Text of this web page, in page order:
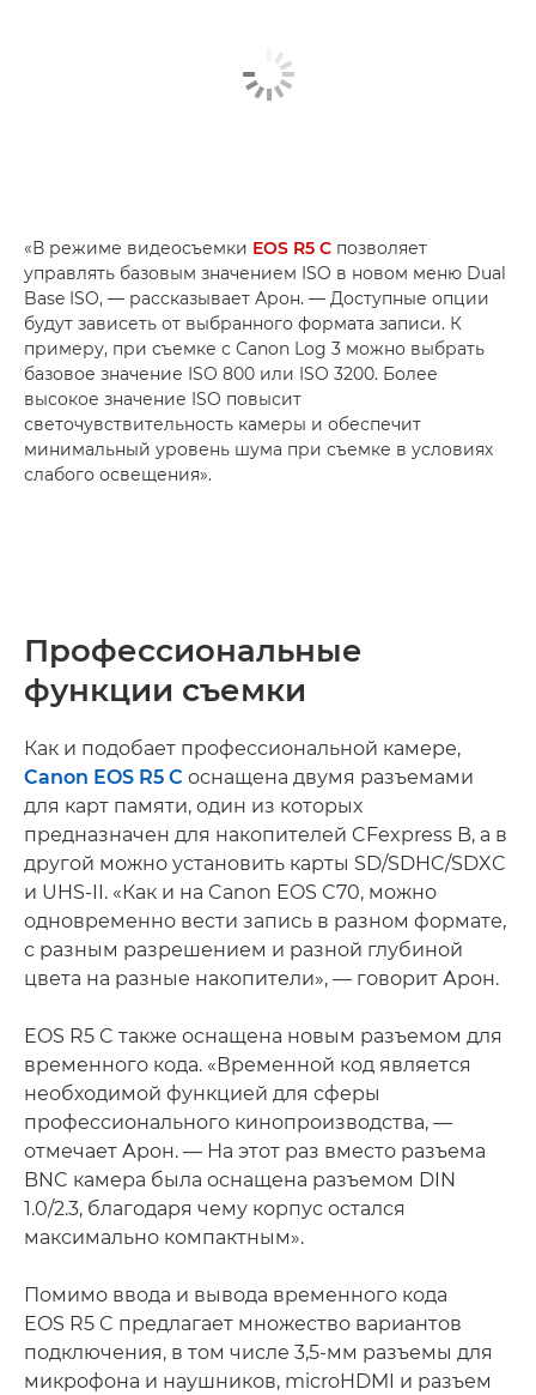
«В режиме видеосъемки EOS R5 C позволяет
управлять базовым значением ISO в новом меню Dual
Base ISO, — рассказывает Арон. — Доступные опции
будут зависеть от выбранного формата записи. К
примеру, при съемке с Canon Log 3 можно выбрать
базовое значение ISO 800 или ISO 3200. Более
высокое значение ISO повысит
светочувствительность камеры и обеспечит
минимальный уровень шума при съемке в условиях
слабого освещения».
Профессиональные
функции съемки
Как и подобает профессиональной камере,
Canon EOS R5 C оснащена двумя разъемами
для карт памяти, один из которых
предназначен для накопителей CFexpress B, а в
другой можно установить карты SD/SDHC/SDXC
и UHS-II. «Как и на Canon EOS C70, можно
одновременно вести запись в разном формате,
с разным разрешением и разной глубиной
цвета на разные накопители», — говорит Арон.
EOS R5 C также оснащена новым разъемом для
временного кода. «Временной код является
необходимой функцией для сферы
профессионального кинопроизводства, —
отмечает Арон. — На этот раз вместо разъема
BNC камера была оснащена разъемом DIN
1.0/2.3, благодаря чему корпус остался
максимально компактным».
Помимо ввода и вывода временного кода
EOS R5 C предлагает множество вариантов
подключения, в том числе 3,5-мм разъемы для
микрофона и наушников, microHDMI и разъем